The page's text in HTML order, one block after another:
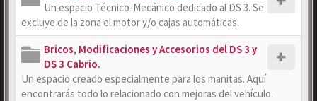
Un espacio Técnico-Mecánico dedicado al DS 3. Se
excluye de la zona el motor y/o cajas automáticas.
Bricos, Modificaciones y Accesorios del DS 3 y
DS 3 Cabrio.
Un espacio creado especialmente para los manitas. Aquí
encontrarás todo lo relacionado con mejoras del vehículo.